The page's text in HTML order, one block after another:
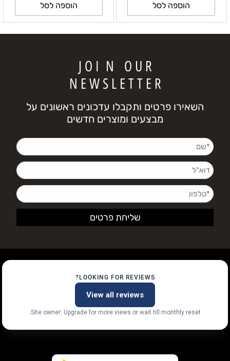
הוספה לסל הוספה לסל
J O I N O U R
N E W S L E T T E R
השאירו פרטים ותקבלו עדכונים ראשונים על
מבצעים ומוצרים חדשים
LOOKING FOR REVIEWS?
View all reviews
Site owner: Upgrade for more views or wait till monthly reset.